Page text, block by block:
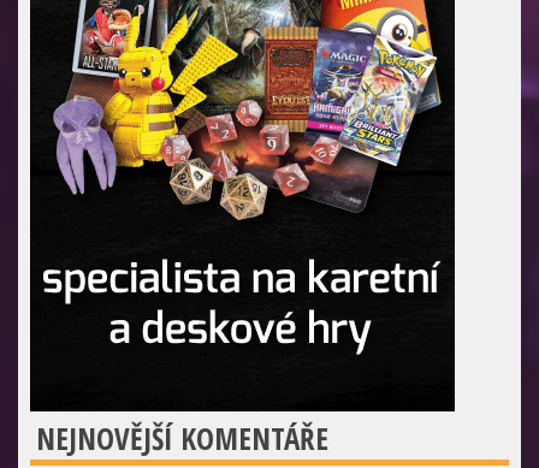
NEJNOVĚJŠÍ KOMENTÁŘE